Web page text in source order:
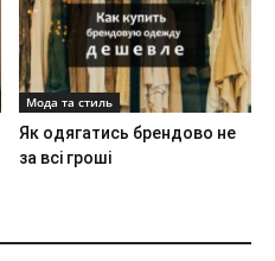
Мода та стиль
Як одягатись брендово не
за всі гроші